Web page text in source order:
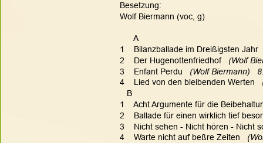
Besetzung:
Wolf Biermann (voc, g)
      A
1    Bilanzballade im Dreißigsten Jahr
2    Der Hugenottenfriedhof
(Wolf
3    Enfant Perdu
(Wolf Biermann)
4    Lied von den bleibenden Werten
   B
1    Acht Argumente für die
2    Ballade für einen wirklich tief
3    Nicht sehen - Nicht hören - Nicht
4    Warte nicht auf beßre Zeiten